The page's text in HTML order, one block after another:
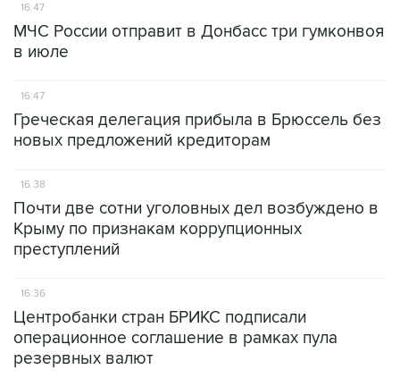
16:47
МЧС России отправит в Донбасс три гумконвоя
в июле
16:47
Греческая делегация прибыла в Брюссель без
новых предложений кредиторам
16:38
Почти две сотни уголовных дел возбуждено в
Крыму по признакам коррупционных
преступлений
16:36
Центробанки стран БРИКС подписали
операционное соглашение в рамках пула
резервных валют